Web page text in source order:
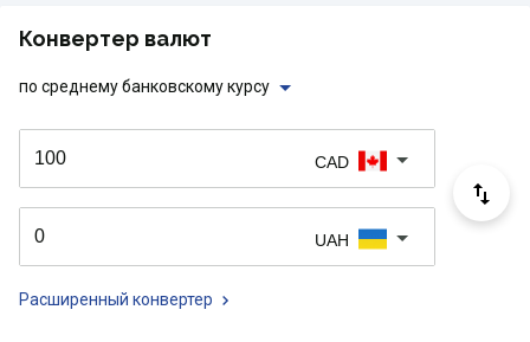
Конвертер валют
по среднему банковскому курсу
CAD
UAH
Расширенный конвертер